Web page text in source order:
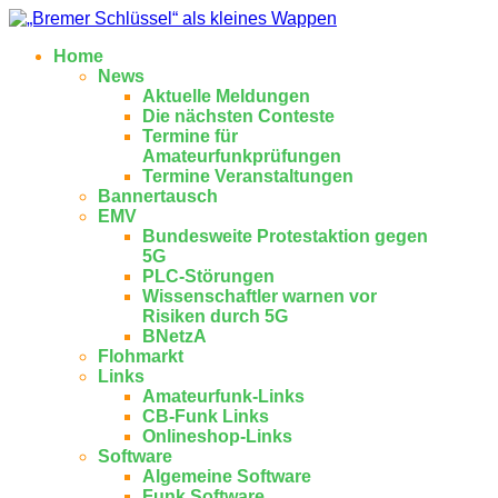
Home
News
Aktuelle Meldungen
Die nächsten Conteste
Termine für
Amateurfunkprüfungen
Termine Veranstaltungen
Bannertausch
EMV
Bundesweite Protestaktion gegen
5G
PLC-Störungen
Wissenschaftler warnen vor
Risiken durch 5G
BNetzA
Flohmarkt
Links
Amateurfunk-Links
CB-Funk Links
Onlineshop-Links
Software
Algemeine Software